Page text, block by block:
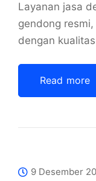
Layanan jasa
gendong
dengan
Read more
9 Desember